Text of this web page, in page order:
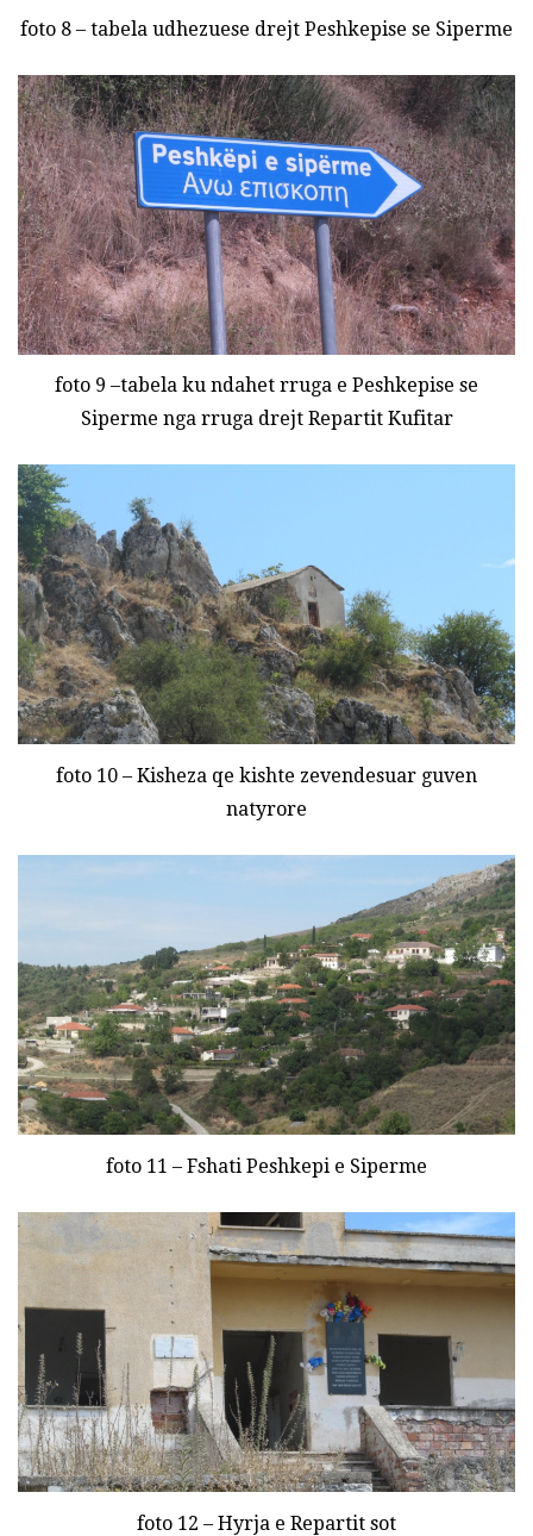
foto 8 – tabela udhezuese drejt Peshkepise se Siperme
foto 9 –tabela ku ndahet rruga e Peshkepise se
Siperme nga rruga drejt Repartit Kufitar
foto 10 – Kisheza qe kishte zevendesuar guven
natyrore
foto 11 – Fshati Peshkepi e Siperme
foto 12 – Hyrja e Repartit sot